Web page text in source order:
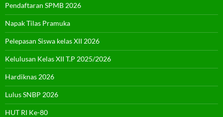
Pendaftaran SPMB 2026
Napak Tilas Pramuka
Pelepasan Siswa kelas XII 2026
Kelulusan Kelas XII T.P 2025/2026
Hardiknas 2026
Lulus SNBP 2026
HUT RI Ke-80